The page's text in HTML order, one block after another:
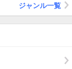
ジャンル一覧